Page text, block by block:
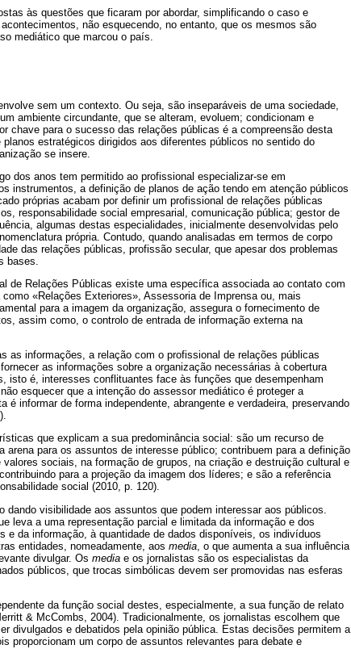
às questões que ficaram por abordar, simplificando o caso e
não esquecendo, no entanto, que os mesmos são
mediático que marcou o país.
sem um contexto. Ou seja, são inseparáveis de uma sociedade,
ambiente circundante, que se alteram, evoluem; condicionam e
chave para o sucesso das relações públicas é a compreensão desta
estratégicos dirigidos aos diferentes públicos no sentido do
se insere.
dos anos tem permitido ao profissional especializar-se em
instrumentos, a definição de planos de ação tendo em atenção públicos
próprias acabam por definir um profissional de relações públicas
responsabilidade social empresarial, comunicação pública; gestor de
algumas destas especialidades, inicialmente desenvolvidas pelo
própria. Contudo, quando analisadas em termos de corpo
das relações públicas, profissão secular, que apesar dos problemas
bases.
de Relações Públicas existe uma específica associada ao contato com
«Relações Exteriores», Assessoria de Imprensa ou, mais
para a imagem da organização, assegura o fornecimento de
assim como, o controlo de entrada de informação externa na
as informações, a relação com o profissional de relações públicas
as informações sobre a organização necessárias à cobertura
isto é, interesses conflituantes face às funções que desempenham
esquecer que a intenção do assessor mediático é proteger a
é informar de forma independente, abrangente e verdadeira, preservando
que explicam a sua predominância social: são um recurso de
para os assuntos de interesse público; contribuem para a definição
sociais, na formação de grupos, na criação e destruição cultural e
para a projeção da imagem dos líderes; e são a referência
social (2010, p. 120).
visibilidade aos assuntos que podem interessar aos públicos.
leva a uma representação parcial e limitada da informação e dos
da informação, à quantidade de dados disponíveis, os indivíduos
entidades, nomeadamente, aos media , o que aumenta a sua influência
divulgar. Os media e os jornalistas são os especialistas da
públicos, que trocas simbólicas devem ser promovidas nas esferas
da função social destes, especialmente, a sua função de relato
& McCombs, 2004). Tradicionalmente, os jornalistas escolhem que
divulgados e debatidos pela opinião pública. Estas decisões permitem a
proporcionam um corpo de assuntos relevantes para debate e